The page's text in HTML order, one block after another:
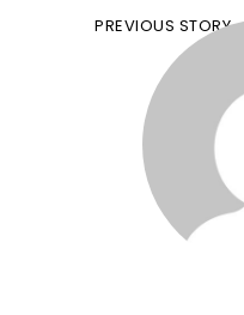
PREVIOUS STORY